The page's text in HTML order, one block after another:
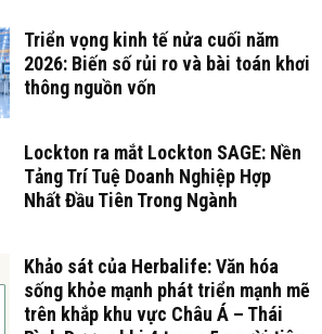
Triển vọng kinh tế nửa cuối năm
2026: Biến số rủi ro và bài toán khơi
thông nguồn vốn
Lockton ra mắt Lockton SAGE: Nền
Tảng Trí Tuệ Doanh Nghiệp Hợp
Nhất Đầu Tiên Trong Ngành
Khảo sát của Herbalife: Văn hóa
sống khỏe mạnh phát triển mạnh mẽ
trên khắp khu vực Châu Á – Thái